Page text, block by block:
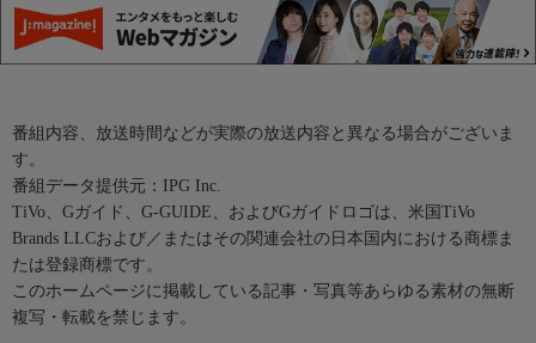
番組内容、放送時間などが実際の放送内容と異なる場合がございま
す。
番組データ提供元：IPG Inc.
TiVo、Gガイド、G-GUIDE、およびGガイドロゴは、米国TiVo
Brands LLCおよび／またはその関連会社の日本国内における商標ま
たは登録商標です。
このホームページに掲載している記事・写真等あらゆる素材の無断
複写・転載を禁じます。